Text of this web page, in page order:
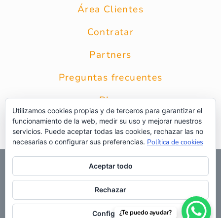
Área Clientes
Contratar
Partners
Preguntas frecuentes
Blog
Contacto
© 2026 Grupo Intercobros|Calle Zurbarán 8 1* Planta 28010
|Política de privacidad
privacidad RRSS |Uso de cookies |Preguntas frecuentes |Web
¿Te puedo ayudar?
Utilizamos cookies propias y de terceros para garantizar el
funcionamiento de la web, medir su uso y mejorar nuestros
servicios. Puede aceptar todas las cookies, rechazar las no
necesarias o configurar sus preferencias. Política de cookies
Aceptar todo
Rechazar
Configurar